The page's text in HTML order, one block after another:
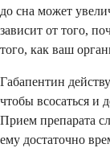
до сна может
зависит от того,
того, как ваш
Габапентин
чтобы всосаться и
Прием препарата
ему достаточно